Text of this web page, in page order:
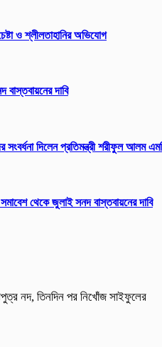
ও শ্লীলতাহানির অভিযোগ
দাবি
সংবর্ধনা দিলেন প্রতিমন্ত্রী শরীফুল আলম
থেকে জুলাই সনদ বাস্তবায়নের দাবি
নদ, তিনদিন পর নিখোঁজ সাইফুলের